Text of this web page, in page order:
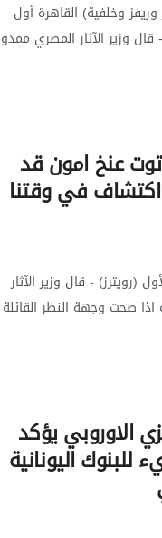
وريفز وخلفية) القاهرة أول
قال وزير الآثار المصري
عنخ امون قد
في وقتنا
(رويترز) - قال وزير الآثار
صحت وجهة النظر القائلة
الاوروبي يؤكد
للبنوك اليونانية